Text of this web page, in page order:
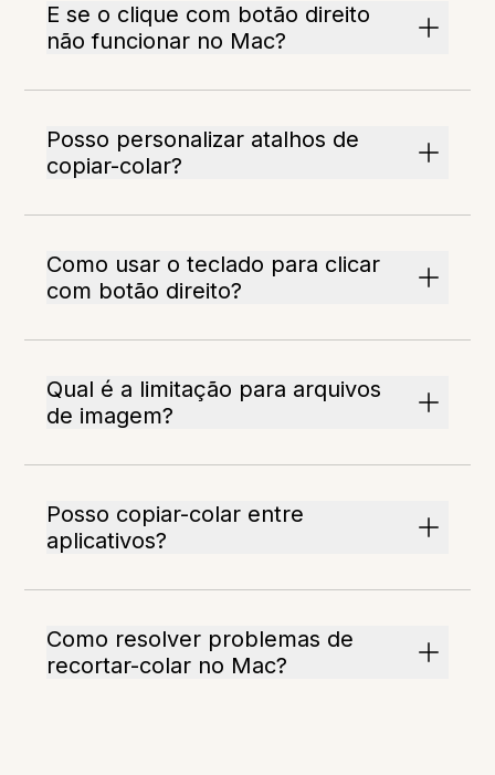
E se o clique com botão direito
não funcionar no Mac?
Posso personalizar atalhos de
copiar-colar?
Como usar o teclado para clicar
com botão direito?
Qual é a limitação para arquivos
de imagem?
Posso copiar-colar entre
aplicativos?
Como resolver problemas de
recortar-colar no Mac?